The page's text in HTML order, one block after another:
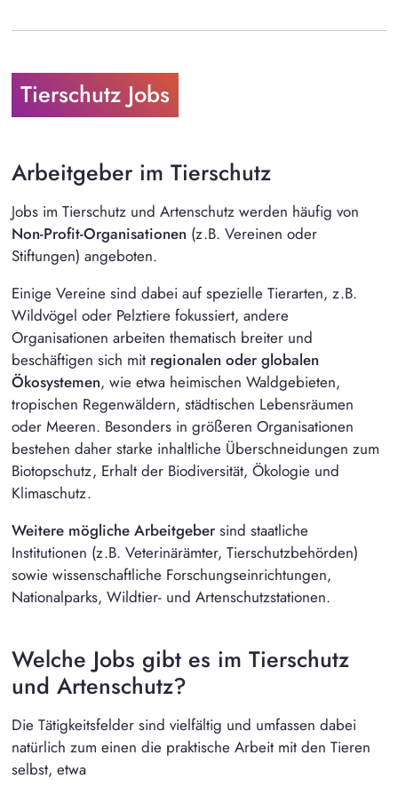
Tierschutz Jobs
Arbeitgeber im Tierschutz
Jobs im Tierschutzund Artenschutz werden häufig von
Non-Profit-Organisationen (z.B. Vereinen oder
Stiftungen) angeboten.
Einige Vereine sind dabei auf spezielle Tierarten, z.B.
Wildvögel oder Pelztiere fokussiert, andere
Organisationen arbeiten thematisch breiter und
beschäftigen sich mit regionalen oder globalen
Ökosystemen, wie etwa heimischen Waldgebieten,
tropischen Regenwäldern, städtischen Lebensräumen
oder Meeren. Besonders in größeren Organisationen
bestehen daher starke inhaltliche Überschneidungen zum
Biotopschutz, Erhalt der Biodiversität, Ökologie und
Klimaschutz.
Weitere mögliche Arbeitgebersind staatliche
Institutionen (z.B. Veterinärämter, Tierschutzbehörden)
sowie wissenschaftliche Forschungseinrichtungen,
Nationalparks, Wildtier- und Artenschutzstationen.
Welche Jobs gibt es im Tierschutz
und Artenschutz?
Die Tätigkeitsfelder sind vielfältig und umfassen dabei
natürlich zum einen die praktische Arbeit mit den Tieren
selbst, etwa